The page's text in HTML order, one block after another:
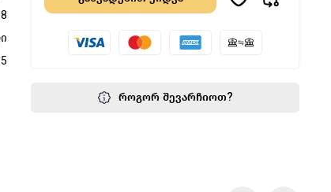
როგორ შევარჩიოთ?